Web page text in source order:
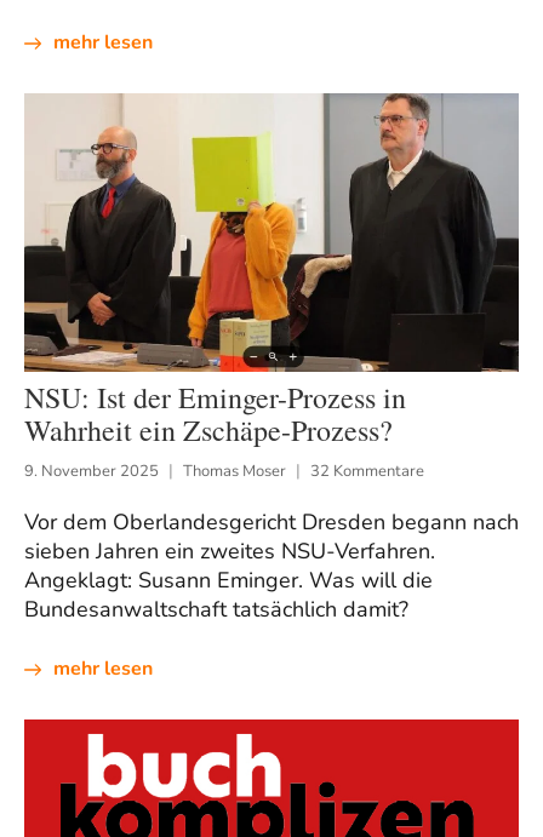
mehr lesen
NSU: Ist der Eminger-Prozess in
Wahrheit ein Zschäpe-Prozess?
9. November 2025 Thomas Moser 32 Kommentare
Vor dem Oberlandesgericht Dresden begann nach
sieben Jahren ein zweites NSU-Verfahren.
Angeklagt: Susann Eminger. Was will die
Bundesanwaltschaft tatsächlich damit?
mehr lesen